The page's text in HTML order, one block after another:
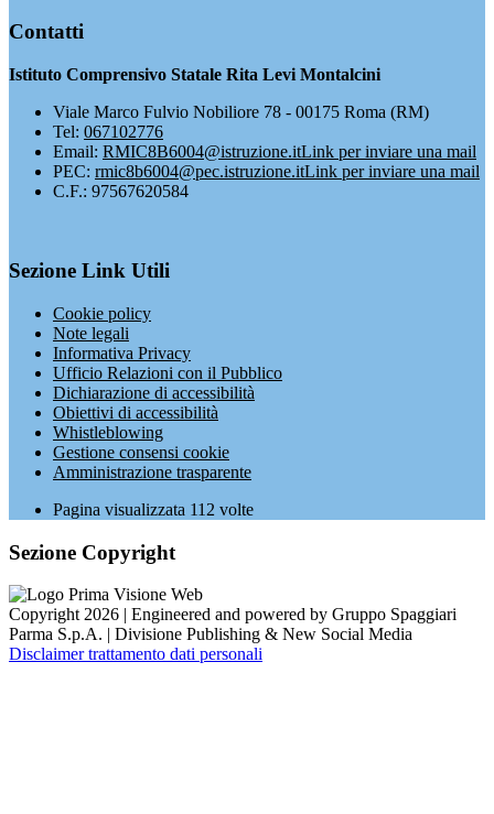
Contatti
Istituto Comprensivo Statale Rita Levi Montalcini
Viale Marco Fulvio Nobiliore 78 - 00175 Roma (RM)
Tel: 067102776
Email: RMIC8B6004@istruzione.itLink per inviare una mail
PEC: rmic8b6004@pec.istruzione.itLink per inviare una mail
C.F.: 97567620584
Sezione Link Utili
Cookie policy
Note legali
Informativa Privacy
Ufficio Relazioni con il Pubblico
Dichiarazione di accessibilità
Obiettivi di accessibilità
Whistleblowing
Gestione consensi cookie
Amministrazione trasparente
Pagina visualizzata 112 volte
Sezione Copyright
Copyright 2026 | Engineered and powered by Gruppo Spaggiari
Parma S.p.A. | Divisione Publishing & New Social Media
Disclaimer trattamento dati personali